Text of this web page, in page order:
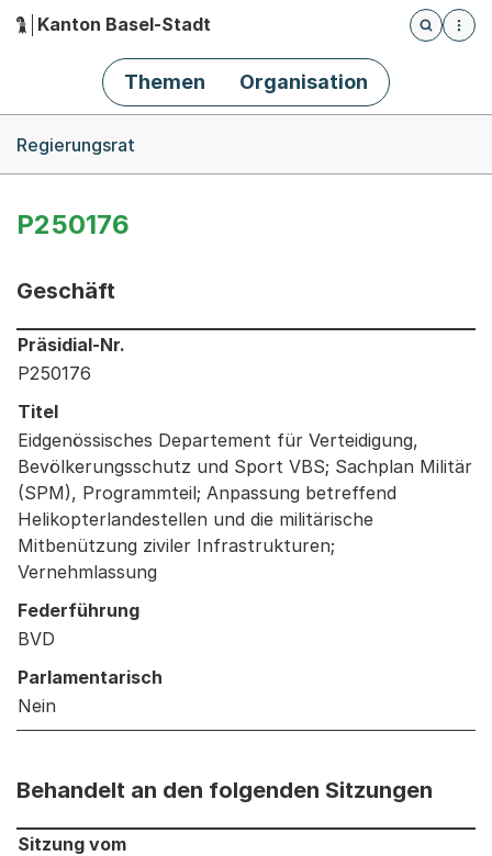
Hauptnavigation
Kanton Basel-Stadt
Öffnet
Themen Organisation
Regierungsrat
P250176
Geschäft
Informationen zum Ausgewählten Geschäft
Präsidial-Nr.
P250176
Titel
Eidgenössisches Departement für Verteidigung,
Bevölkerungsschutz und Sport VBS; Sachplan Militär
(SPM), Programmteil; Anpassung betreffend
Helikopterlandestellen und die militärische
Mitbenützung ziviler Infrastrukturen;
Vernehmlassung
Federführung
BVD
Parlamentarisch
Nein
Behandelt an den folgenden Sitzungen
Behandelt an den folgenden Sitzungen: Informationen
Sitzung vom